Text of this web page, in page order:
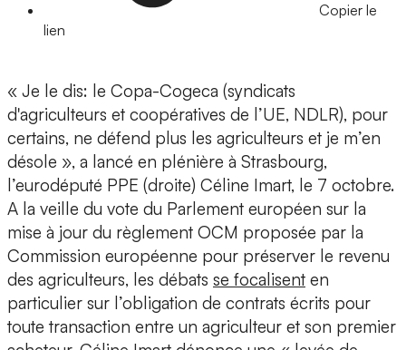
Copier le
lien
« Je le dis: le Copa-Cogeca (syndicats
d'agriculteurs et coopératives de l’UE, NDLR), pour
certains, ne défend plus les agriculteurs et je m’en
désole », a lancé en plénière à Strasbourg,
l’eurodéputé PPE (droite) Céline Imart, le 7 octobre.
A la veille du vote du Parlement européen sur la
mise à jour du règlement OCM proposée par la
Commission européenne pour préserver le revenu
des agriculteurs, les débats se focalisent en
particulier sur l’obligation de contrats écrits pour
toute transaction entre un agriculteur et son premier